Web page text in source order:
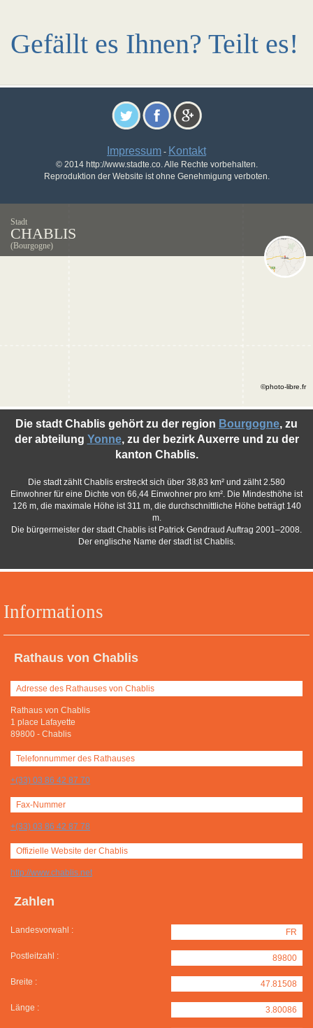
Gefällt es Ihnen? Teilt es!
Impressum - Kontakt
© 2014 http://www.stadte.co. Alle Rechte vorbehalten.
Reproduktion der Website ist ohne Genehmigung verboten.
Stadt
CHABLIS
(Bourgogne)
Informations
Rathaus von Chablis
Adresse des Rathauses von Chablis
Rathaus von Chablis
1 place Lafayette
89800 - Chablis
Telefonnummer des Rathauses
+(33) 03 86 42 87 70
Fax-Nummer
+(33) 03 86 42 87 78
Offizielle Website der Chablis
http://www.chablis.net
Zahlen
Landesvorwahl : FR
Postleitzahl : 89800
Breite : 47.81508
Länge : 3.80086
Die stadt Chablis gehört zu der region Bourgogne, zu
der abteilung Yonne, zu der bezirk Auxerre und zu der
kanton Chablis.
Die stadt zählt Chablis erstreckt sich über 38,83 km² und zälht 2.580
Einwohner für eine Dichte von 66,44 Einwohner pro km². Die Mindesthöhe ist
126 m, die maximale Höhe ist 311 m, die durchschnittliche Höhe beträgt 140
m.
Die bürgermeister der stadt Chablis ist Patrick Gendraud Auftrag 2001–2008.
Der englische Name der stadt ist Chablis.
©photo-libre.fr